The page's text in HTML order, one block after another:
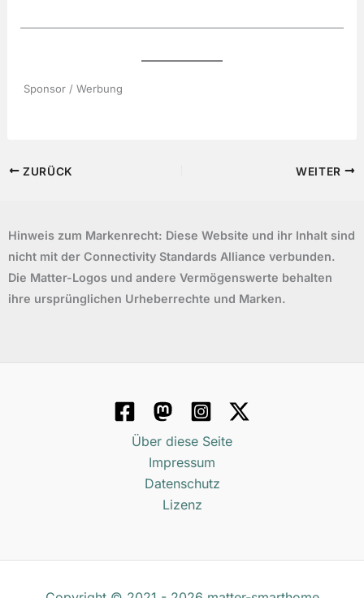
Sponsor / Werbung
ZURÜCK WEITER
Hinweis zum Markenrecht: Diese Website und ihr Inhalt sind
nicht mit der Connectivity Standards Alliance verbunden.
Die Matter-Logos und andere Vermögenswerte behalten
ihre ursprünglichen Urheberrechte und Marken.
Über diese Seite
Impressum
Datenschutz
Lizenz